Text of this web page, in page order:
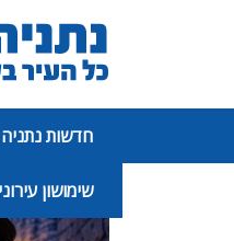
חדשות נתניה
שימושון עירוני
פרסומת